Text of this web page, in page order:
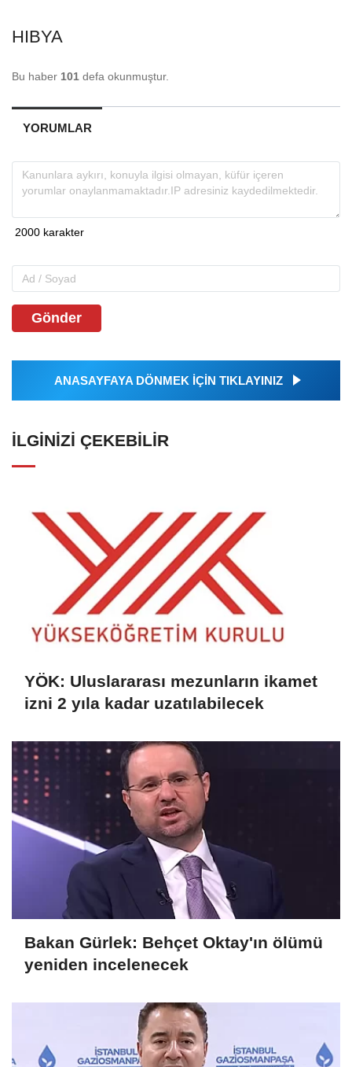
HIBYA
Bu haber 101 defa okunmuştur.
YORUMLAR
Gönder
ANASAYFAYA DÖNMEK İÇİN TIKLAYINIZ
İLGINIZI ÇEKEBILIR
YÖK: Uluslararası mezunların ikamet
izni 2 yıla kadar uzatılabilecek
Bakan Gürlek: Behçet Oktay'ın ölümü
yeniden incelenecek